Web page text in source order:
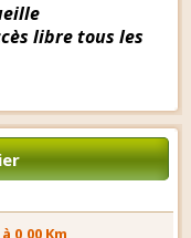
libre tous les
à 0,00 Km